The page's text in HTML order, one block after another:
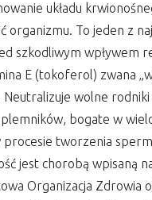
układu
To jeden z
szkodliwym wpływem
E (tokoferol) zwana
wolne
bogate w
tworzenia
jest chorobą wpisaną
Organizacja Zdrowia